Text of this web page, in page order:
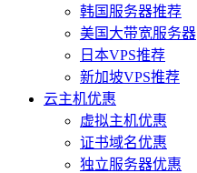
韩国服务器推荐
美国大带宽服务器
日本VPS推荐
新加坡VPS推荐
云主机优惠
虚拟主机优惠
证书域名优惠
独立服务器优惠